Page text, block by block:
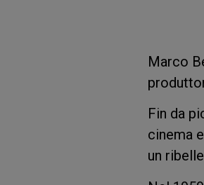
Marco
Fin da
cinema
un